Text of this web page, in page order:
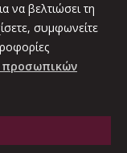
να βελτιώσει τη
συμφωνείτε
προσωπικών